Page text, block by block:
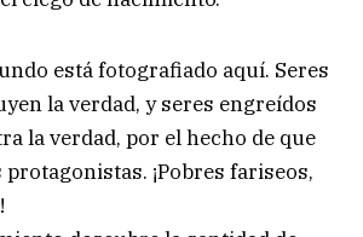
está fotografiado aquí. Seres
la verdad, y seres engreídos
la verdad, por el hecho de que
¡Pobres fariseos,